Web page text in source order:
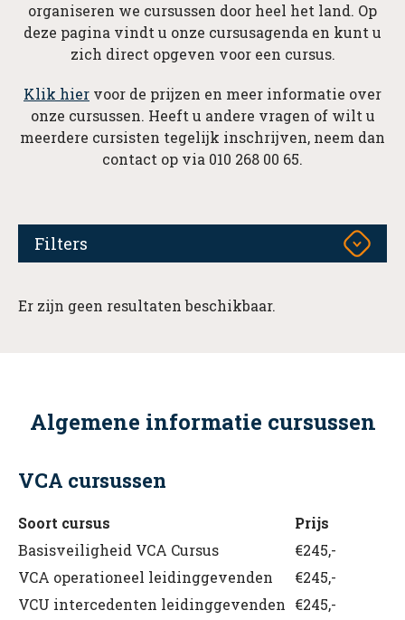
organiseren we cursussen door heel het land. Op
deze pagina vindt u onze cursusagenda en kunt u
zich direct opgeven voor een cursus.
Klik hier voor de prijzen en meer informatie over
onze cursussen. Heeft u andere vragen of wilt u
meerdere cursisten tegelijk inschrijven, neem dan
contact op via 010 268 00 65.
Filters
Er zijn geen resultaten beschikbaar.
Algemene informatie cursussen
VCA cursussen
Soort cursus
Prijs
Basisveiligheid VCA Cursus
€245,-
VCA operationeel leidinggevenden
€245,-
VCU intercedenten leidinggevenden €245,-